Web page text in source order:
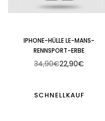
IPHONE-HÜLLE LE-MANS-
RENNSPORT-ERBE
Normaler
34,90€22,90€
SCHNELLKAUF